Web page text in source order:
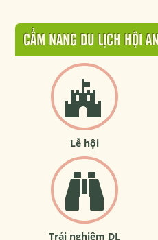
CẨM NANG DU LỊCH HỘI AN
Lễ hội
Trải nghiệm DL